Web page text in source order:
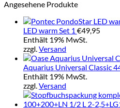
Angesehene Produkte
LED warm Set 1 €49,95
Enthält 19% MwSt.
zzgl.Versand
Aquarius Universal Classic
Enthält 19% MwSt.
zzgl.Versand